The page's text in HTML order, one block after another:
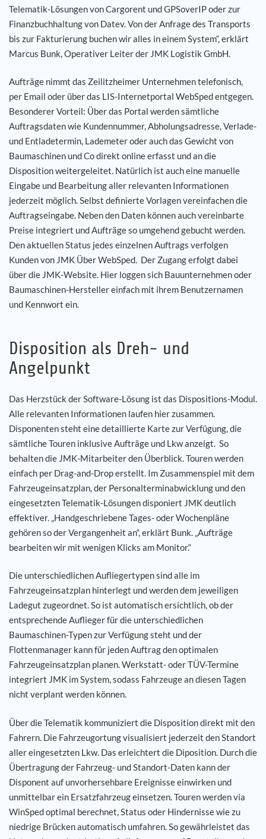
Telematik-Lösungen von Cargorent und GPSoverIP oder zur
Finanzbuchhaltung von Datev. Von der Anfrage des Transports
bis zur Fakturierung buchen wir alles in einem System“, erklärt
Marcus Bunk, Operativer Leiter der JMK Logistik GmbH.
Aufträge nimmt das Zeilitzheimer Unternehmen telefonisch,
per Email oder über das LIS-Internetportal WebSped entgegen.
Besonderer Vorteil: Über das Portal werden sämtliche
Auftragsdaten wie Kundennummer, Abholungsadresse, Verlade-
und Entladetermin, Lademeter oder auch das Gewicht von
Baumaschinen und Co direkt online erfasst und an die
Disposition weitergeleitet. Natürlich ist auch eine manuelle
Eingabe und Bearbeitung aller relevanten Informationen
jederzeit möglich. Selbst definierte Vorlagen vereinfachen die
Auftragseingabe. Neben den Daten können auch vereinbarte
Preise integriert und Aufträge so umgehend gebucht werden.
Den aktuellen Status jedes einzelnen Auftrags verfolgen
Kunden von JMK Über WebSped. Der Zugang erfolgt dabei
über die JMK-Website. Hier loggen sich Bauunternehmen oder
Baumaschinen-Hersteller einfach mit ihrem Benutzernamen
und Kennwort ein.
Disposition als Dreh- und
Angelpunkt
Das Herzstück der Software-Lösung ist das Dispositions-Modul.
Alle relevanten Informationen laufen hier zusammen.
Disponenten steht eine detaillierte Karte zur Verfügung, die
sämtliche Touren inklusive Aufträge und Lkw anzeigt. So
behalten die JMK-Mitarbeiter den Überblick. Touren werden
einfach per Drag-and-Drop erstellt. Im Zusammenspiel mit dem
Fahrzeugeinsatzplan, der Personalterminabwicklung und den
eingesetzten Telematik-Lösungen disponiert JMK deutlich
effektiver. „Handgeschriebene Tages- oder Wochenpläne
gehören so der Vergangenheit an“, erklärt Bunk. „Aufträge
bearbeiten wir mit wenigen Klicks am Monitor.“
Die unterschiedlichen Aufliegertypen sind alle im
Fahrzeugeinsatzplan hinterlegt und werden dem jeweiligen
Ladegut zugeordnet. So ist automatisch ersichtlich, ob der
entsprechende Auflieger für die unterschiedlichen
Baumaschinen-Typen zur Verfügung steht und der
Flottenmanager kann für jeden Auftrag den optimalen
Fahrzeugeinsatzplan planen. Werkstatt- oder TÜV-Termine
integriert JMK im System, sodass Fahrzeuge an diesen Tagen
nicht verplant werden können.
Über die Telematik kommuniziert die Disposition direkt mit den
Fahrern. Die Fahrzeugortung visualisiert jederzeit den Standort
aller eingesetzten Lkw. Das erleichtert die Diposition. Durch die
Übertragung der Fahrzeug- und Standort-Daten kann der
Disponent auf unvorhersehbare Ereignisse einwirken und
unmittelbar ein Ersatzfahrzeug einsetzen. Touren werden via
WinSped optimal berechnet, Status oder Hindernisse wie zu
niedrige Brücken automatisch umfahren. So gewährleistet das